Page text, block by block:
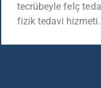
tecrübeyle felç
fizik tedavi hizmeti.